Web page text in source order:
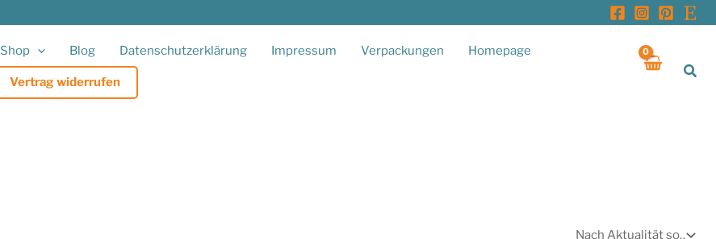
Shop Blog Datenschutzerklärung Impressum Verpackungen Homepage
Vertrag widerrufen